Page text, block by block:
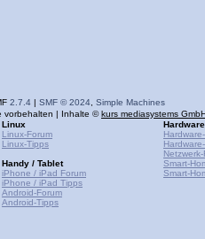
2.7.4 | SMF © 2024 Simple Machines
vorbehalten | Inhalte ©kurs mediasystems
Linux
Linux-Forum
Linux-Tipps
Handy / Tablet
iPhone / iPad Forum
iPhone / iPad Tipps
Android-Forum
Android-Tipps
Hardware
Smart-
Smart-